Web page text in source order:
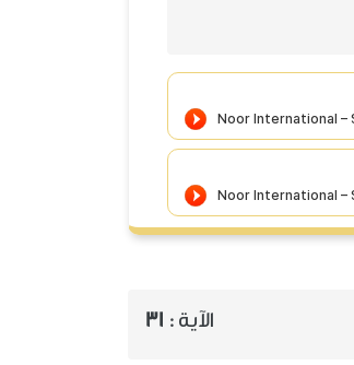
الآية : 31